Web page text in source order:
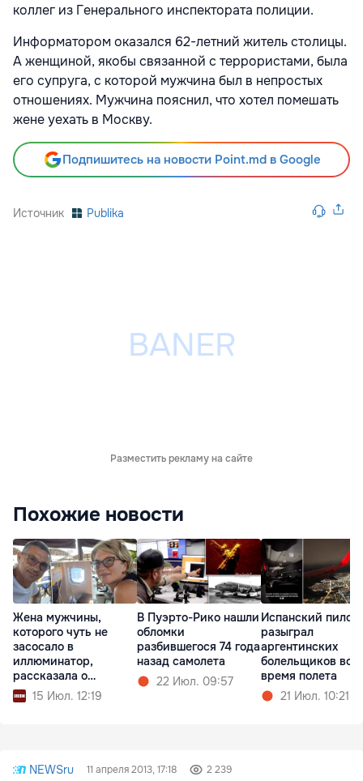
коллег из Генерального инспектората полиции.
Информатором оказался 62-летний житель столицы.
А женщиной, якобы связанной с террористами, была
его супруга, с которой мужчина был в непростых
отношениях. Мужчина пояснил, что хотел помешать
жене уехать в Москву.
Подпишитесь на новости Point.md в Google
Источник Publika
Разместить рекламу на сайте
Похожие новости
Жена мужчины,
которого чуть не
засосало в
иллюминатор,
рассказала о
пережитом
15 Июл. 12:19
В Пуэрто-Рико нашли
обломки
разбившегося 74 года
назад самолета
22 Июл. 09:57
Испанский пилот
разыграл
аргентинских
болельщиков во
время полета
21 Июл. 10:21
NEWSru 11 апреля 2013, 17:18 2 239